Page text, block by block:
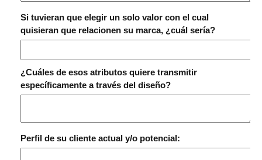
Si tuvieran que elegir un solo valor con el cual
quisieran que relacionen su marca, ¿cuál sería?
¿Cuáles de esos atributos quiere transmitir
específicamente a través del diseño?
Perfil de su cliente actual y/o potencial: